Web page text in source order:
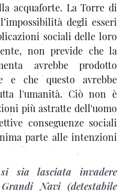
acquaforte. La Torre di
degli esseri
sociali delle loro
non previde che la
avrebbe prodotto
e che questo avrebbe
l'umanità. Ciò non è
più astratte dell'uomo
conseguenze sociali
parte alle intenzioni
sia lasciata invadere
Navi (detestabile